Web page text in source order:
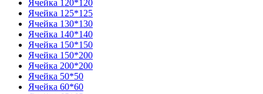
Ячейка 120*120
Ячейка 125*125
Ячейка 130*130
Ячейка 140*140
Ячейка 150*150
Ячейка 150*200
Ячейка 200*200
Ячейка 50*50
Ячейка 60*60